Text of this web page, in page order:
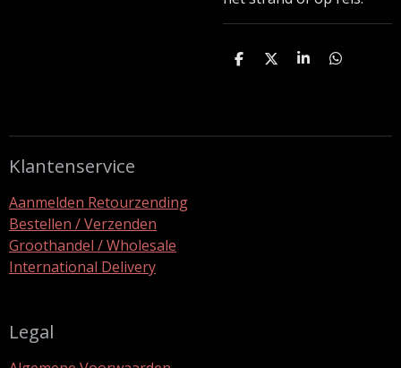
D
D
S
D
Klantenservice
Aanmelden Retourzending
Bestellen / Verzenden
Groothandel / Wholesale
International Delivery
Legal